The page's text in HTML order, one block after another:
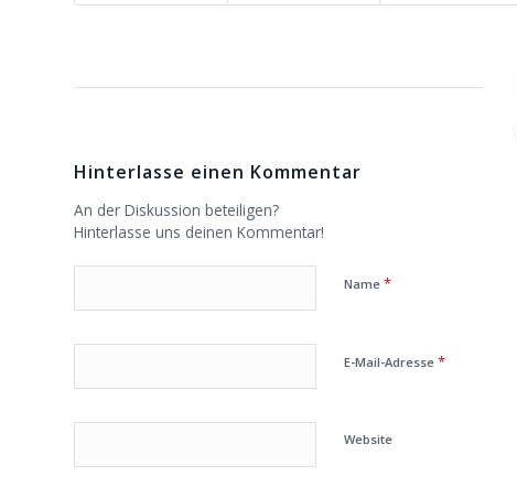
Hinterlasse einen Kommentar
An der Diskussion beteiligen?
Hinterlasse uns deinen Kommentar!
Name *
E-Mail-Adresse *
Website